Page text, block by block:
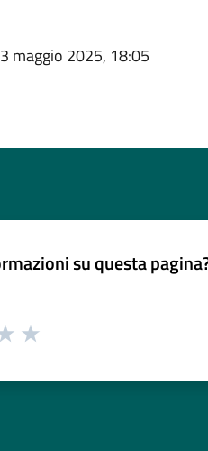
maggio 2025, 18:05
su questa